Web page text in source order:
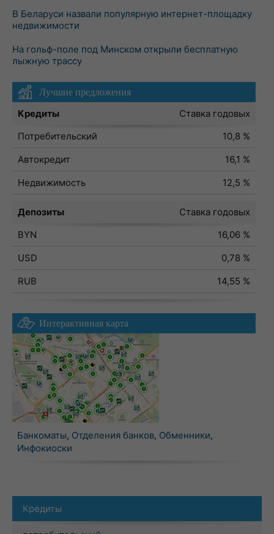
В Беларуси назвали популярную интернет-площадку
недвижимости
На гольф-поле под Минском открыли бесплатную
лыжную трассу
Лучшие предложения
Кредиты
Ставка годовых
Потребительский
10,8 %
Автокредит
16,1 %
Недвижимость
12,5 %
Депозиты
Ставка годовых
BYN
16,06 %
USD
0,78 %
RUB
14,55 %
Интерактивная карта
Банкоматы, Отделения банков, Обменники,
Инфокиоски
Кредиты